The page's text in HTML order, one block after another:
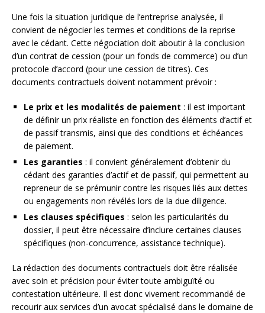
Une fois la situation juridique de l’entreprise analysée, il
convient de négocier les termes et conditions de la reprise
avec le cédant. Cette négociation doit aboutir à la conclusion
d’un contrat de cession (pour un fonds de commerce) ou d’un
protocole d’accord (pour une cession de titres). Ces
documents contractuels doivent notamment prévoir :
Le prix et les modalités de paiement : il est important
de définir un prix réaliste en fonction des éléments d’actif et
de passif transmis, ainsi que des conditions et échéances
de paiement.
Les garanties : il convient généralement d’obtenir du
cédant des garanties d’actif et de passif, qui permettent au
repreneur de se prémunir contre les risques liés aux dettes
ou engagements non révélés lors de la due diligence.
Les clauses spécifiques : selon les particularités du
dossier, il peut être nécessaire d’inclure certaines clauses
spécifiques (non-concurrence, assistance technique).
La rédaction des documents contractuels doit être réalisée
avec soin et précision pour éviter toute ambiguïté ou
contestation ultérieure. Il est donc vivement recommandé de
recourir aux services d’un avocat spécialisé dans le domaine de